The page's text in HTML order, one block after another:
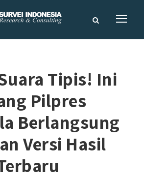
Tipis! Ini
Pilpres
Berlangsung
Versi Hasil